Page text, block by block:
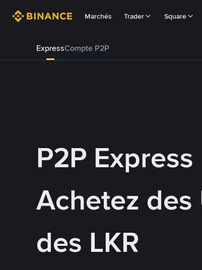
Marchés Trader Square
ExpressCompte P2P
P2P Express
Achetez des
des LKR